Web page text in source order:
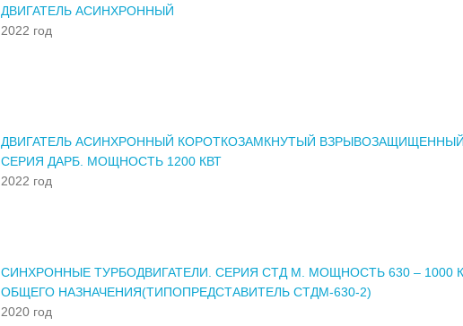
ДВИГАТЕЛЬ АСИНХРОННЫЙ
2022 год
ДВИГАТЕЛЬ АСИНХРОННЫЙ КОРОТКОЗАМКНУТЫЙ
СЕРИЯ ДАРБ. МОЩНОСТЬ 1200 КВТ
2022 год
СИНХРОННЫЕ ТУРБОДВИГАТЕЛИ. СЕРИЯ СТД М. МОЩНОСТЬ 630 – 1000
ОБЩЕГО НАЗНАЧЕНИЯ(ТИПОПРЕДСТАВИТЕЛЬ СТДМ-630-2)
2020 год